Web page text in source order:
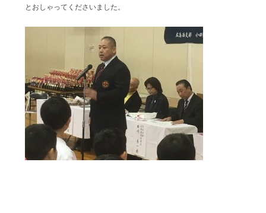
とおしゃってくださいました。